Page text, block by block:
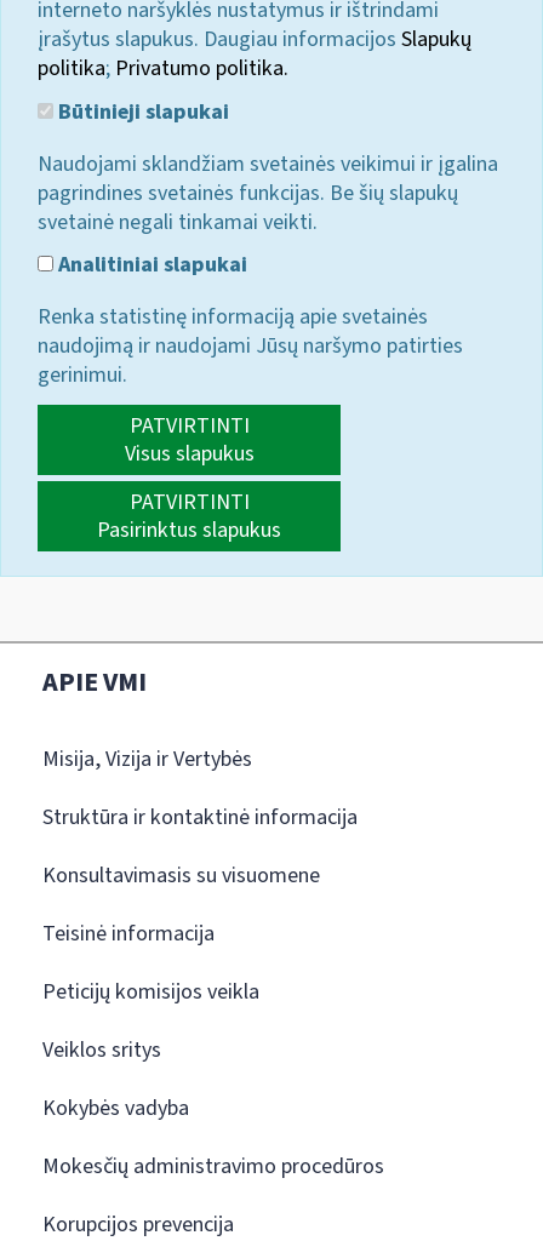
interneto naršyklės nustatymus ir ištrindami
įrašytus slapukus. Daugiau informacijos Slapukų
politika; Privatumo politika.
Būtinieji slapukai
Naudojami sklandžiam svetainės veikimui ir įgalina
pagrindines svetainės funkcijas. Be šių slapukų
svetainė negali tinkamai veikti.
Analitiniai slapukai
Renka statistinę informaciją apie svetainės
naudojimą ir naudojami Jūsų naršymo patirties
gerinimui.
PATVIRTINTI
Visus slapukus
PATVIRTINTI
Pasirinktus slapukus
APIE VMI
Misija, Vizija ir Vertybės
Struktūra ir kontaktinė informacija
Konsultavimasis su visuomene
Teisinė informacija
Peticijų komisijos veikla
Veiklos sritys
Kokybės vadyba
Mokesčių administravimo procedūros
Korupcijos prevencija